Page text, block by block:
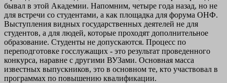
бывал в этой Академии. Напомним, четыре года назад, но не
для встречи со студентами, а как площадка для форума ОНФ.
Выступления видных государственных деятелей не для
студентов, а для людей, которые проходят дополнительное
образование. Студенты не допускаются. Процесс по
переподготовке госслужащих - это результат проведенного
конкурса, наравне с другими ВУЗами. Основная масса
известных выпускников, это в основном те, кто участвовал в
программах по повышению квалификации.